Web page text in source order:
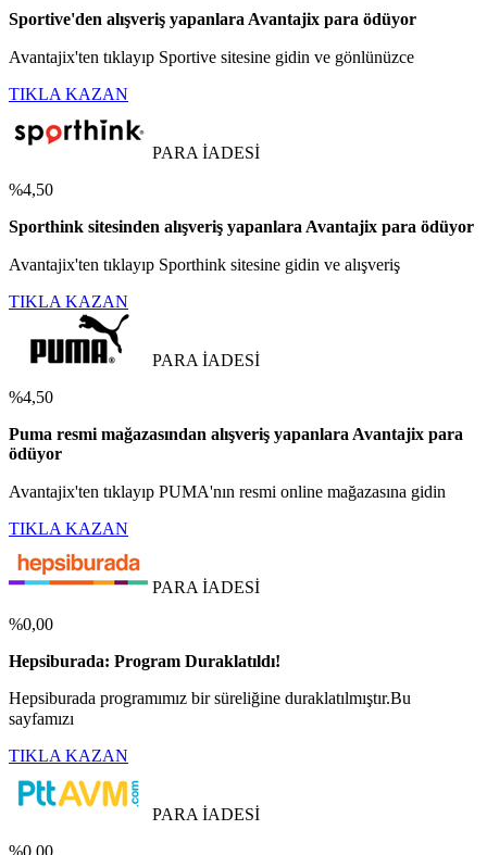
Sportive'den alışveriş yapanlara Avantajix para ödüyor
Avantajix'ten tıklayıp Sportive sitesine gidin ve gönlünüzce
TIKLA KAZAN
PARA İADESİ
%4,50
Sporthink sitesinden alışveriş yapanlara Avantajix para ödüyor
Avantajix'ten tıklayıp Sporthink sitesine gidin ve alışveriş
TIKLA KAZAN
PARA İADESİ
%4,50
Puma resmi mağazasından alışveriş yapanlara Avantajix para
ödüyor
Avantajix'ten tıklayıp PUMA'nın resmi online mağazasına gidin
TIKLA KAZAN
PARA İADESİ
%0,00
Hepsiburada: Program Duraklatıldı!
Hepsiburada programımız bir süreliğine duraklatılmıştır.Bu
sayfamızı
TIKLA KAZAN
PARA İADESİ
%0,00